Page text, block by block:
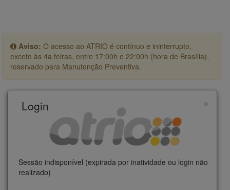
Aviso: O acesso ao ATRIO é contínuo e ininterrupto,
exceto às 4a.feiras, entre 17:00h e 22:00h (hora de Brasília),
reservado para Manutenção Preventiva.
×
Login
Sessão indisponível (expirada por inatividade ou login não
realizado)